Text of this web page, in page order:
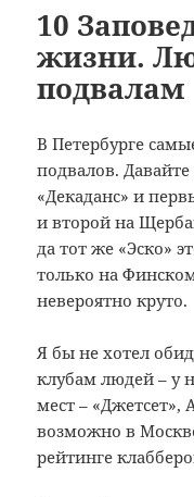
o
o
k
10
жизни.
подвалам
В Петербурге
подвалов.
«Декаданс» и
и второй на
да тот же «Эско»
только на
невероятно круто.
Я бы не хотел
клубам людей – у
мест – «Джетсет»,
возможно в
рейтинге